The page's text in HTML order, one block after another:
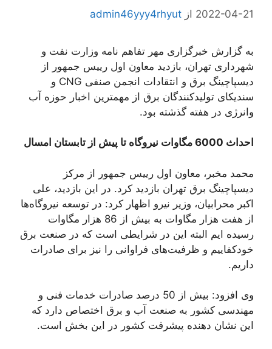
2022-04-21 از admin46yyy4rhyut
به گزارش خبرگزاری مهر تفاهم نامه وزارت نفت و
شهرداری تهران، بازدید معاون اول ريیس جمهور از
دیسپاچینگ برق و انتقادات انجمن صنفی CNG و
سندیکای تولیدکنندگان برق از مهمترین اخبار حوزه آب
وانرژی در هفته گذشته بود.
احداث 6000 مگاوات نیروگاه تا پیش از تابستان امسال
محمد مخبر، معاون اول ريیس جمهور از مرکز
دیسپاچینگ برق تهران بازدید کرد. در این بازدید، علی
اکبر محرابیان، وزیر نیرو اظهار کرد: در توسعه نیروگاه‌ها
از هفت هزار مگاوات به بیش از 86 هزار مگاوات
رسیده ایم البته این در شرایطی است که در صنعت برق
خودکفاییم و ظرفیت‌های فراوانی را نیز برای صادرات
داریم.
وی افزود: بیش از 50 درصد صادرات خدمات فنی و
مهندسی کشور به صنعت آب و برق اختصاص دارد که
این نشان دهنده پیشرفت کشور در این بخش است.